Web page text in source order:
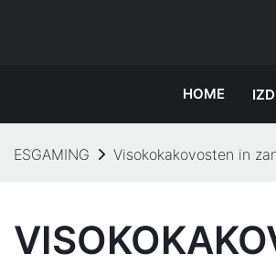
HOME
ESGAMING Visokokakovosten in